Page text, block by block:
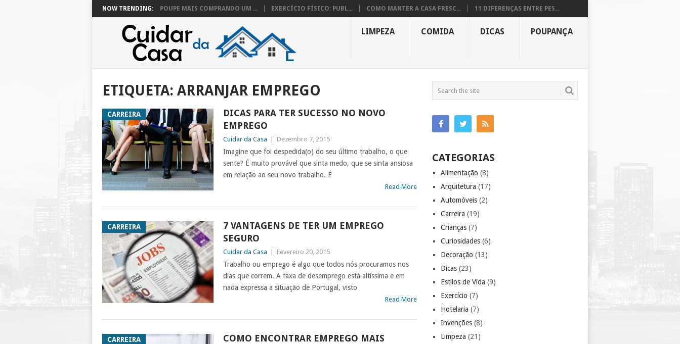
NOW TRENDING: POUPE MAIS COMPRANDO UM ... EXERCÍCIO FÍSICO: PUBL... COMO MANTER A CASA FRESC... 11 DIFERENÇAS ENTRE PES...
LIMPEZA COMIDA DICAS POUPANÇA
ETIQUETA: ARRANJAR EMPREGO
CARREIRA
DICAS PARA TER SUCESSO NO NOVO
EMPREGO
Cuidar da Casa Dezembro 7, 2015
Imagine que foi despedida(o) do seu último trabalho, o que
sente? É muito provável que sinta medo, que se sinta ansiosa
em relação ao seu novo trabalho. É
Read More
CARREIRA
7 VANTAGENS DE TER UM EMPREGO
SEGURO
Cuidar da Casa Fevereiro 20, 2015
Trabalho ou emprego é algo que todos nós procuramos nos
dias que correm. A taxa de desemprego está altíssima e em
nada expressa a situação de Portugal, visto
Read More
CARREIRA
COMO ENCONTRAR EMPREGO MAIS
CATEGORIAS
Alimentação (8)
Arquitetura (17)
Automóveis (2)
Carreira (19)
Crianças (7)
Curiosidades (6)
Decoração (13)
Dicas (23)
Estilos de Vida (9)
Exercício (7)
Hotelaria (7)
Invenções (8)
Limpeza (21)